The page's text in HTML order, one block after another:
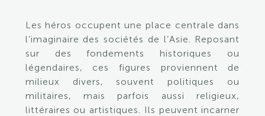
Les héros occupent une place centrale dans
l’imaginaire des sociétés de l’Asie. Reposant
sur des fondements historiques ou
légendaires, ces figures proviennent de
milieux divers, souvent politiques ou
militaires, mais parfois aussi religieux,
littéraires ou artistiques. Ils peuvent incarner